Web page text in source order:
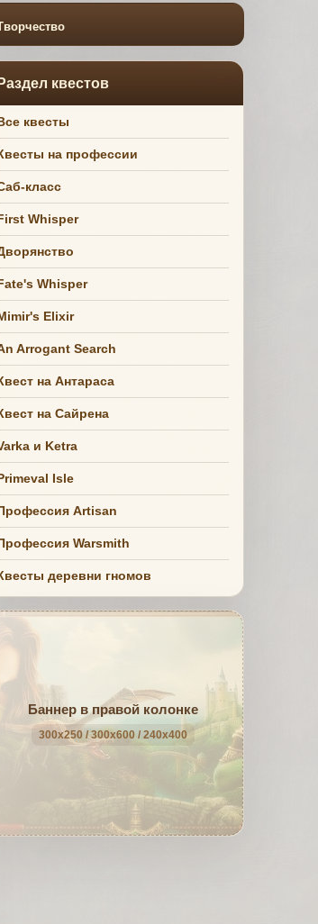
Раздел квестов
квесты
на профессии
класс
Whisper
Whisper
Elixir
Arrogant Search
на Антараса
на Сайрена
и Ketra
Isle
Artisan
Warsmith
деревни гномов
Баннер в правой колонке
300x250 / 300x600 / 240x400